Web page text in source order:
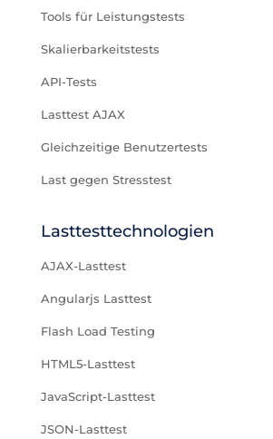
Tools für Leistungstests
Skalierbarkeitstests
API-Tests
Lasttest AJAX
Gleichzeitige Benutzertests
Last gegen Stresstest
Lasttesttechnologien
AJAX-Lasttest
Angularjs Lasttest
Flash Load Testing
HTML5-Lasttest
JavaScript-Lasttest
JSON-Lasttest